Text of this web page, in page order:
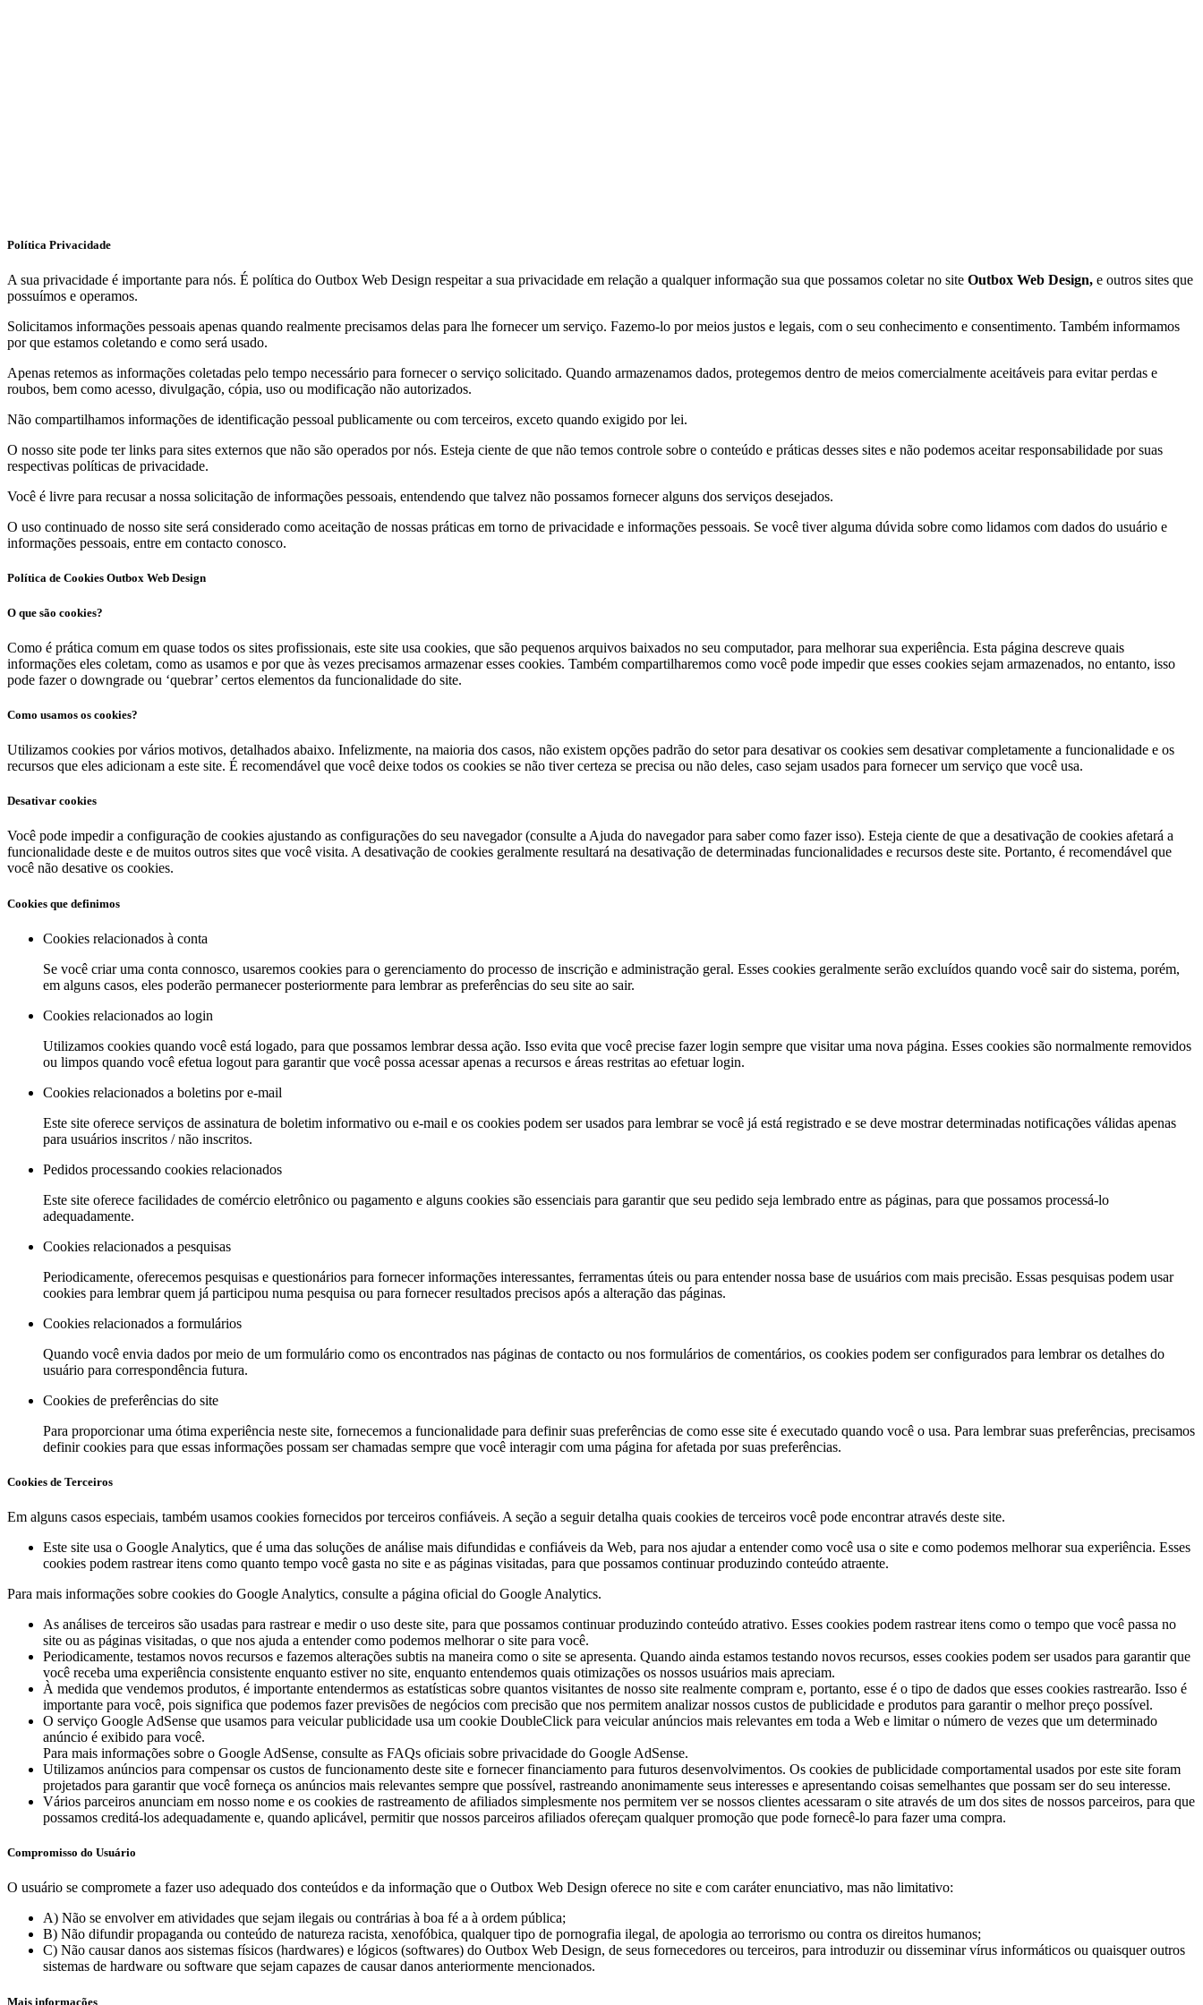
Política Privacidade
A sua privacidade é importante para nós. É política do Outbox Web Design respeitar a sua privacidade em relação a qualquer informação sua que possamos coletar no site Outbox Web Design, e outros sites que
possuímos e operamos.
Solicitamos informações pessoais apenas quando realmente precisamos delas para lhe fornecer um serviço. Fazemo-lo por meios justos e legais, com o seu conhecimento e consentimento. Também informamos
por que estamos coletando e como será usado.
Apenas retemos as informações coletadas pelo tempo necessário para fornecer o serviço solicitado. Quando armazenamos dados, protegemos dentro de meios comercialmente aceitáveis ​​para evitar perdas e
roubos, bem como acesso, divulgação, cópia, uso ou modificação não autorizados.
Não compartilhamos informações de identificação pessoal publicamente ou com terceiros, exceto quando exigido por lei.
O nosso site pode ter links para sites externos que não são operados por nós. Esteja ciente de que não temos controle sobre o conteúdo e práticas desses sites e não podemos aceitar responsabilidade por suas
respectivas políticas de privacidade.
Você é livre para recusar a nossa solicitação de informações pessoais, entendendo que talvez não possamos fornecer alguns dos serviços desejados.
O uso continuado de nosso site será considerado como aceitação de nossas práticas em torno de privacidade e informações pessoais. Se você tiver alguma dúvida sobre como lidamos com dados do usuário e
informações pessoais, entre em contacto conosco.
Política de Cookies Outbox Web Design
O que são cookies?
Como é prática comum em quase todos os sites profissionais, este site usa cookies, que são pequenos arquivos baixados no seu computador, para melhorar sua experiência. Esta página descreve quais
informações eles coletam, como as usamos e por que às vezes precisamos armazenar esses cookies. Também compartilharemos como você pode impedir que esses cookies sejam armazenados, no entanto, isso
pode fazer o downgrade ou ‘quebrar’ certos elementos da funcionalidade do site.
Como usamos os cookies?
Utilizamos cookies por vários motivos, detalhados abaixo. Infelizmente, na maioria dos casos, não existem opções padrão do setor para desativar os cookies sem desativar completamente a funcionalidade e os
recursos que eles adicionam a este site. É recomendável que você deixe todos os cookies se não tiver certeza se precisa ou não deles, caso sejam usados ​​para fornecer um serviço que você usa.
Desativar cookies
Você pode impedir a configuração de cookies ajustando as configurações do seu navegador (consulte a Ajuda do navegador para saber como fazer isso). Esteja ciente de que a desativação de cookies afetará a
funcionalidade deste e de muitos outros sites que você visita. A desativação de cookies geralmente resultará na desativação de determinadas funcionalidades e recursos deste site. Portanto, é recomendável que
você não desative os cookies.
Cookies que definimos
Cookies relacionados à conta
Se você criar uma conta connosco, usaremos cookies para o gerenciamento do processo de inscrição e administração geral. Esses cookies geralmente serão excluídos quando você sair do sistema, porém,
em alguns casos, eles poderão permanecer posteriormente para lembrar as preferências do seu site ao sair.
Cookies relacionados ao login
Utilizamos cookies quando você está logado, para que possamos lembrar dessa ação. Isso evita que você precise fazer login sempre que visitar uma nova página. Esses cookies são normalmente removidos
ou limpos quando você efetua logout para garantir que você possa acessar apenas a recursos e áreas restritas ao efetuar login.
Cookies relacionados a boletins por e-mail
Este site oferece serviços de assinatura de boletim informativo ou e-mail e os cookies podem ser usados ​​para lembrar se você já está registrado e se deve mostrar determinadas notificações válidas apenas
para usuários inscritos / não inscritos.
Pedidos processando cookies relacionados
Este site oferece facilidades de comércio eletrônico ou pagamento e alguns cookies são essenciais para garantir que seu pedido seja lembrado entre as páginas, para que possamos processá-lo
adequadamente.
Cookies relacionados a pesquisas
Periodicamente, oferecemos pesquisas e questionários para fornecer informações interessantes, ferramentas úteis ou para entender nossa base de usuários com mais precisão. Essas pesquisas podem usar
cookies para lembrar quem já participou numa pesquisa ou para fornecer resultados precisos após a alteração das páginas.
Cookies relacionados a formulários
Quando você envia dados por meio de um formulário como os encontrados nas páginas de contacto ou nos formulários de comentários, os cookies podem ser configurados para lembrar os detalhes do
usuário para correspondência futura.
Cookies de preferências do site
Para proporcionar uma ótima experiência neste site, fornecemos a funcionalidade para definir suas preferências de como esse site é executado quando você o usa. Para lembrar suas preferências, precisamos
definir cookies para que essas informações possam ser chamadas sempre que você interagir com uma página for afetada por suas preferências.
Cookies de Terceiros
Em alguns casos especiais, também usamos cookies fornecidos por terceiros confiáveis. A seção a seguir detalha quais cookies de terceiros você pode encontrar através deste site.
Este site usa o Google Analytics, que é uma das soluções de análise mais difundidas e confiáveis ​​da Web, para nos ajudar a entender como você usa o site e como podemos melhorar sua experiência. Esses
cookies podem rastrear itens como quanto tempo você gasta no site e as páginas visitadas, para que possamos continuar produzindo conteúdo atraente.
Para mais informações sobre cookies do Google Analytics, consulte a página oficial do Google Analytics.
As análises de terceiros são usadas para rastrear e medir o uso deste site, para que possamos continuar produzindo conteúdo atrativo. Esses cookies podem rastrear itens como o tempo que você passa no
site ou as páginas visitadas, o que nos ajuda a entender como podemos melhorar o site para você.
Periodicamente, testamos novos recursos e fazemos alterações subtis na maneira como o site se apresenta. Quando ainda estamos testando novos recursos, esses cookies podem ser usados ​​para garantir que
você receba uma experiência consistente enquanto estiver no site, enquanto entendemos quais otimizações os nossos usuários mais apreciam.
À medida que vendemos produtos, é importante entendermos as estatísticas sobre quantos visitantes de nosso site realmente compram e, portanto, esse é o tipo de dados que esses cookies rastrearão. Isso é
importante para você, pois significa que podemos fazer previsões de negócios com precisão que nos permitem analizar nossos custos de publicidade e produtos para garantir o melhor preço possível.
O serviço Google AdSense que usamos para veicular publicidade usa um cookie DoubleClick para veicular anúncios mais relevantes em toda a Web e limitar o número de vezes que um determinado
anúncio é exibido para você.
Para mais informações sobre o Google AdSense, consulte as FAQs oficiais sobre privacidade do Google AdSense.
Utilizamos anúncios para compensar os custos de funcionamento deste site e fornecer financiamento para futuros desenvolvimentos. Os cookies de publicidade comportamental usados ​​por este site foram
projetados para garantir que você forneça os anúncios mais relevantes sempre que possível, rastreando anonimamente seus interesses e apresentando coisas semelhantes que possam ser do seu interesse.
Vários parceiros anunciam em nosso nome e os cookies de rastreamento de afiliados simplesmente nos permitem ver se nossos clientes acessaram o site através de um dos sites de nossos parceiros, para que
possamos creditá-los adequadamente e, quando aplicável, permitir que nossos parceiros afiliados ofereçam qualquer promoção que pode fornecê-lo para fazer uma compra.
Compromisso do Usuário
O usuário se compromete a fazer uso adequado dos conteúdos e da informação que o Outbox Web Design oferece no site e com caráter enunciativo, mas não limitativo:
A) Não se envolver em atividades que sejam ilegais ou contrárias à boa fé a à ordem pública;
B) Não difundir propaganda ou conteúdo de natureza racista, xenofóbica, qualquer tipo de pornografia ilegal, de apologia ao terrorismo ou contra os direitos humanos;
C) Não causar danos aos sistemas físicos (hardwares) e lógicos (softwares) do Outbox Web Design, de seus fornecedores ou terceiros, para introduzir ou disseminar vírus informáticos ou quaisquer outros
sistemas de hardware ou software que sejam capazes de causar danos anteriormente mencionados.
Mais informações